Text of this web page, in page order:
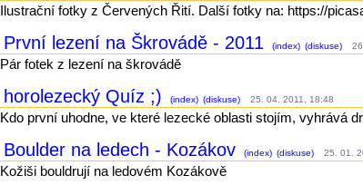
Ilustrační fotky z Červených Řití. Další fotky na: https://
První lezení na Škrovádě - 2011 (index) (diskuse)
Pár fotek z lezení na škrovádě
horolezecký Quíz ;) (index) (diskuse) 25. 04. 2011, 18:48
Kdo první uhodne, ve které lezecké oblasti stojím, vyhrává
Boulder na ledech - Kozákov (index) (diskuse) 25. 01.
Kožiši bouldrují na ledovém Kozákově